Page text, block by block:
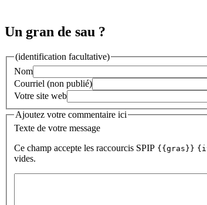
Un gran de sau ?
(identification facultative)
Nom
Courriel (non publié)
Votre site web
Ajoutez votre commentaire ici
Texte de votre message
Ce champ accepte les raccourcis SPIP {{gras}}
vides.